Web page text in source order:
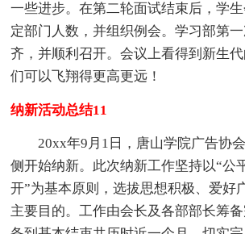
一些进步。在第二轮面试结束后，学
定部门人数，并组织例会。学习部第
齐，并顺利召开。会议上看得到新生
们可以飞翔得更高更远！
纳新活动总结11
20xx年9月1日，唐山学院广告协会
侧开始纳新。此次纳新工作坚持以“公
开”为基本原则，选拔思想积极、爱好
主要目的。工作由会长及各部部长筹